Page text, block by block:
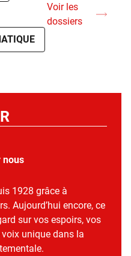
Voir les
dossiers
nous
1928 grâce à
Aujourd’hui encore, ce
sur vos espoirs, vos
unique dans la